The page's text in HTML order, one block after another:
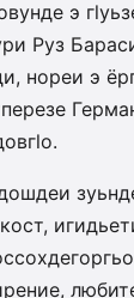
э
Руз
нореи э